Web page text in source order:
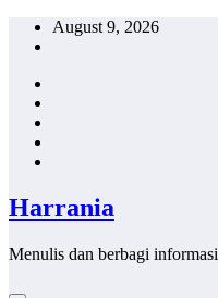
Skip
August 9, 2026
Harrania
Menulis dan berbagi informasi